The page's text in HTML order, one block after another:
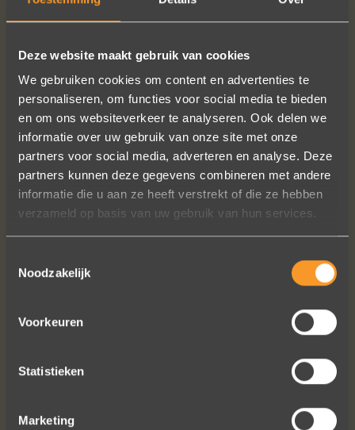
Deze website maakt gebruik van cookies
We gebruiken cookies om content en advertenties te
personaliseren, om functies voor social media te bieden
en om ons websiteverkeer te analyseren. Ook delen we
informatie over uw gebruik van onze site met onze
partners voor social media, adverteren en analyse. Deze
partners kunnen deze gegevens combineren met andere
informatie die u aan ze heeft verstrekt of die ze hebben
verzameld op basis van uw gebruik van hun services.
Noodzakelijk
Voorkeuren
Statistieken
Marketing